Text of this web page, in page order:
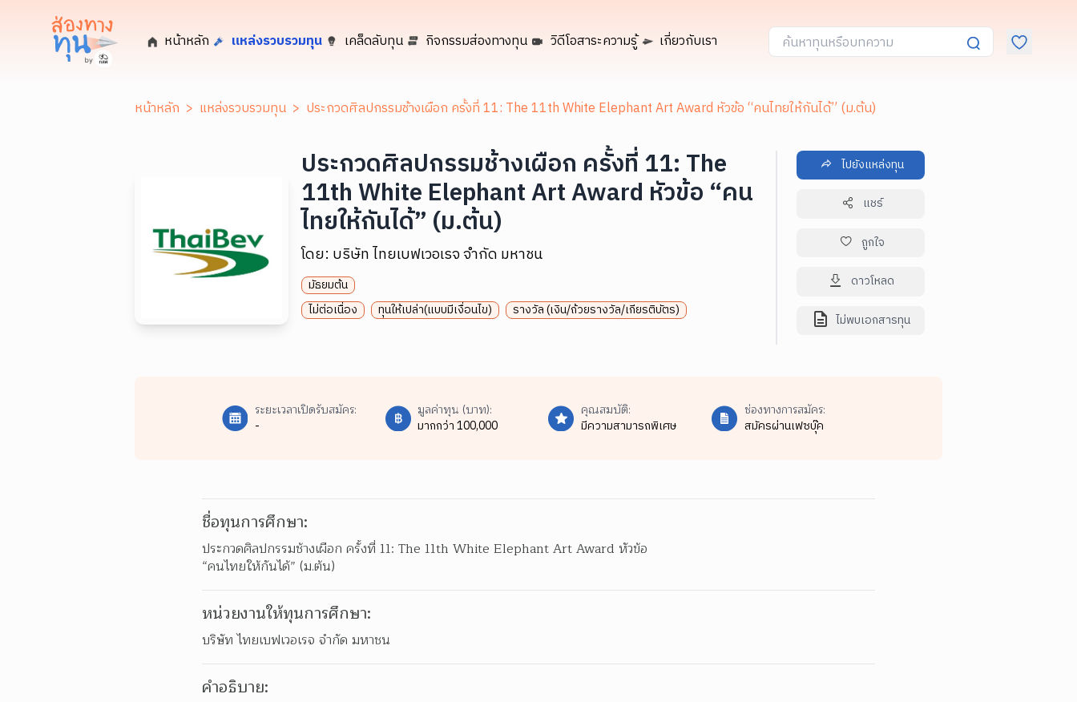
หน้าหลัก แหล่งรวบรวมทุน เคล็ดลับทุน กิจกรรมส่องทางทุน วิดีโอสาระความรู้ เกี่ยวกับเรา
หน้าหลัก > แหล่งรวบรวมทุน > ประกวดศิลปกรรมช้างเผือก ครั้งที่ 11: The 11th White Elephant Art Award หัวข้อ “คนไทยให้กันได้” (ม.ต้น)
ประกวดศิลปกรรมช้างเผือก ครั้งที่ 11: The
11th White Elephant Art Award หัวข้อ “คน
ไทยให้กันได้” (ม.ต้น)
โดย: บริษัท ไทยเบฟเวอเรจ จำกัด มหาชน
มัธยมต้น
ไม่ต่อเนื่อง
ทุนให้เปล่า(แบบมีเงื่อนไข) รางวัล (เงิน/ถ้วยรางวัล/เกียรติบัตร)
ไปยังแหล่งทุน
แชร์
ถูกใจ
ดาวโหลด
ไม่พบเอกสารทุน
ระยะเวลาเปิดรับสมัคร:
-
มูลค่าทุน (บาท):
มากกว่า 100,000
คุณสมบัติ:
มีความสามารถพิเศษ
ช่องทางการสมัคร:
สมัครผ่านเฟซบุ๊ค
ชื่อทุนการศึกษา:
ประกวดศิลปกรรมช้างเผือก ครั้งที่ 11: The 11th White Elephant Art Award หัวข้อ
“คนไทยให้กันได้” (ม.ต้น)
หน่วยงานให้ทุนการศึกษา:
บริษัท ไทยเบฟเวอเรจ จำกัด มหาชน
คำอธิบาย: